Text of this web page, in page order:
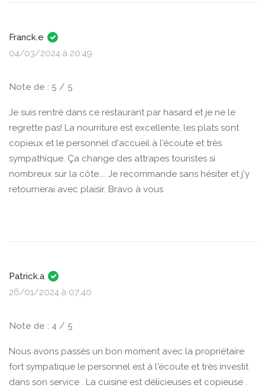
Franck.e
04/03/2024 à 20:49
Note de : 5 / 5
Je suis rentré dans ce restaurant par hasard et je ne le
regrette pas! La nourriture est excellente, les plats sont
copieux et le personnel d'accueil à l'écoute et très
sympathique. Ça change des attrapes touristes si
nombreux sur la côte.... Je recommande sans hésiter et j'y
retournerai avec plaisir. Bravo à vous
Patrick.a
26/01/2024 à 07:40
Note de : 4 / 5
Nous avons passés un bon moment avec la propriétaire
fort sympatique le personnel est à l'écoute et très investit
dans son service . La cuisine est délicieuses et copieuse .